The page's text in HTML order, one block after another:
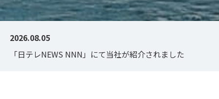
2026.08.05
「日テレNEWS NNN」にて当社が紹介されました